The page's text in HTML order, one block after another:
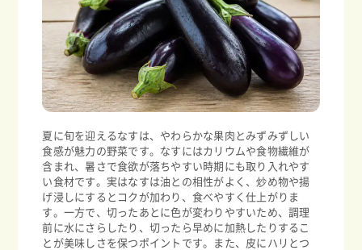
夏に旬を迎えるなすは、やわらかな果肉とみずみずしい
食感が魅力の野菜です。なすにはカリウムや食物繊維が
含まれ、暑さで食欲が落ちやすい時期にも取り入れやす
い食材です。実はなすは油との相性がよく、炒め物や揚
げ浸しにするとコクが加わり、食べやすく仕上がりま
す。一方で、切ったあとに色が変わりやすいため、調理
前に水にさらしたり、切ったら早めに加熱したりするこ
とが美味しさを保つポイントです。また、皮にハリとつ